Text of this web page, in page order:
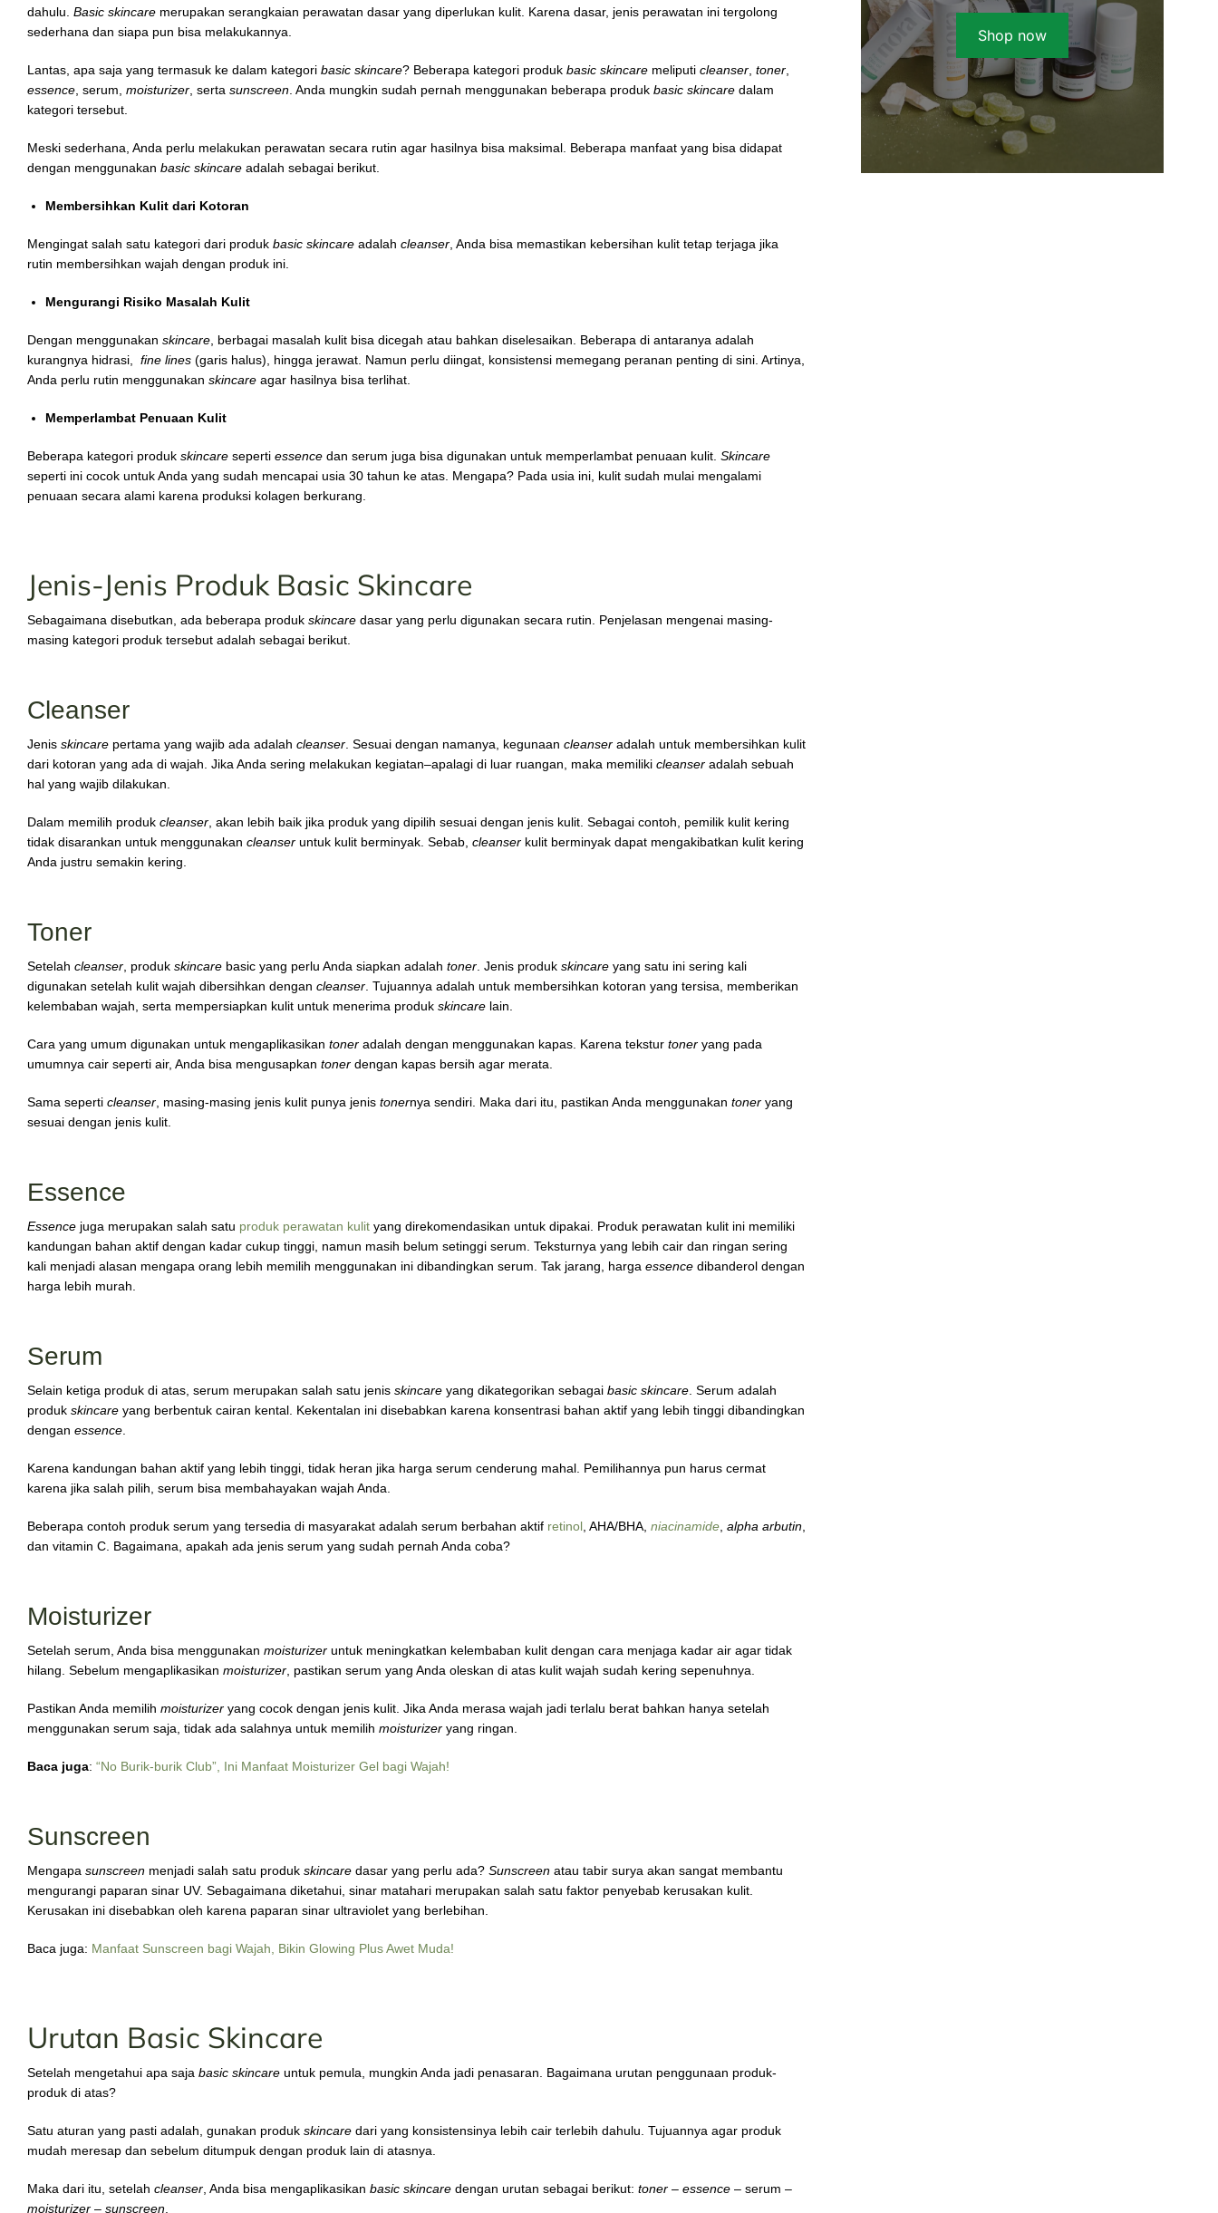
dahulu. Basic skincare merupakan serangkaian perawatan dasar yang diperlukan kulit. Karena dasar, jenis perawatan ini tergolong
sederhana dan siapa pun bisa melakukannya.
Lantas, apa saja yang termasuk ke dalam kategori basic skincare? Beberapa kategori produk basic skincare meliputi cleanser toner
essence , serum, moisturizer , serta sunscreen . Anda mungkin sudah pernah menggunakan beberapa produk basic skincare dalam
kategori tersebut.
Meski sederhana, Anda perlu melakukan perawatan secara rutin agar hasilnya bisa maksimal. Beberapa manfaat yang bisa didapat
dengan menggunakan basic skincare adalah sebagai berikut.
Membersihkan Kulit dari Kotoran
Mengingat salah satu kategori dari produk basic skincare adalah cleanser , Anda bisa memastikan kebersihan kulit tetap terjaga jika
rutin membersihkan wajah dengan produk ini.
Mengurangi Risiko Masalah Kulit
Dengan menggunakan skincare , berbagai masalah kulit bisa dicegah atau bahkan diselesaikan. Beberapa di antaranya adalah
kurangnya hidrasi, fine lines (garis halus), hingga jerawat. Namun perlu diingat, konsistensi memegang peranan penting di sini. Artinya,
Anda perlu rutin menggunakan skincare agar hasilnya bisa terlihat.
Memperlambat Penuaan Kulit
Beberapa kategori produk skincare seperti essence dan serum juga bisa digunakan untuk memperlambat penuaan kulit. Skincare
seperti ini cocok untuk Anda yang sudah mencapai usia 30 tahun ke atas. Mengapa? Pada usia ini, kulit sudah mulai mengalami
penuaan secara alami karena produksi kolagen berkurang.
Jenis-Jenis Produk Basic Skincare
Sebagaimana disebutkan, ada beberapa produk skincare dasar yang perlu digunakan secara rutin. Penjelasan mengenai masing-
masing kategori produk tersebut adalah sebagai berikut.
Cleanser
Jenis skincare pertama yang wajib ada adalah cleanser . Sesuai dengan namanya, kegunaan cleanser adalah untuk membersihkan kulit
dari kotoran yang ada di wajah. Jika Anda sering melakukan kegiatan–apalagi di luar ruangan, maka memiliki cleanser adalah sebuah
hal yang wajib dilakukan.
Dalam memilih produk cleanser , akan lebih baik jika produk yang dipilih sesuai dengan jenis kulit. Sebagai contoh, pemilik kulit kering
tidak disarankan untuk menggunakan cleanser untuk kulit berminyak. Sebab, cleanser kulit berminyak dapat mengakibatkan kulit kering
Anda justru semakin kering.
Toner
Setelah cleanser , produk skincare basic yang perlu Anda siapkan adalah toner . Jenis produk skincare yang satu ini sering kali
digunakan setelah kulit wajah dibersihkan dengan cleanser . Tujuannya adalah untuk membersihkan kotoran yang tersisa, memberikan
kelembaban wajah, serta mempersiapkan kulit untuk menerima produk skincare lain.
Cara yang umum digunakan untuk mengaplikasikan toner adalah dengan menggunakan kapas. Karena tekstur toner yang pada
umumnya cair seperti air, Anda bisa mengusapkan toner dengan kapas bersih agar merata.
Sama seperti cleanser , masing-masing jenis kulit punya jenis tonernya sendiri. Maka dari itu, pastikan Anda menggunakan toner yang
sesuai dengan jenis kulit.
Essence
Essence juga merupakan salah satu produk perawatan kulit yang direkomendasikan untuk dipakai. Produk perawatan kulit ini memiliki
kandungan bahan aktif dengan kadar cukup tinggi, namun masih belum setinggi serum. Teksturnya yang lebih cair dan ringan sering
kali menjadi alasan mengapa orang lebih memilih menggunakan ini dibandingkan serum. Tak jarang, harga essence dibanderol dengan
harga lebih murah.
Serum
Selain ketiga produk di atas, serum merupakan salah satu jenis skincare yang dikategorikan sebagai basic skincare . Serum adalah
produk skincare yang berbentuk cairan kental. Kekentalan ini disebabkan karena konsentrasi bahan aktif yang lebih tinggi dibandingkan
dengan essence
Karena kandungan bahan aktif yang lebih tinggi, tidak heran jika harga serum cenderung mahal. Pemilihannya pun harus cermat
karena jika salah pilih, serum bisa membahayakan wajah Anda.
Beberapa contoh produk serum yang tersedia di masyarakat adalah serum berbahan aktif retinol , AHA/BHA, niacinamide alpha arbutin
dan vitamin C. Bagaimana, apakah ada jenis serum yang sudah pernah Anda coba?
Moisturizer
Setelah serum, Anda bisa menggunakan moisturizer untuk meningkatkan kelembaban kulit dengan cara menjaga kadar air agar tidak
hilang. Sebelum mengaplikasikan moisturizer , pastikan serum yang Anda oleskan di atas kulit wajah sudah kering sepenuhnya.
Pastikan Anda memilih moisturizer yang cocok dengan jenis kulit. Jika Anda merasa wajah jadi terlalu berat bahkan hanya setelah
menggunakan serum saja, tidak ada salahnya untuk memilih moisturizer yang ringan.
Baca juga: “No Burik-burik Club”, Ini Manfaat Moisturizer Gel bagi Wajah!
Sunscreen
Mengapa sunscreen menjadi salah satu produk skincare dasar yang perlu ada? Sunscreen atau tabir surya akan sangat membantu
mengurangi paparan sinar UV. Sebagaimana diketahui, sinar matahari merupakan salah satu faktor penyebab kerusakan kulit.
Kerusakan ini disebabkan oleh karena paparan sinar ultraviolet yang berlebihan.
Baca juga: Manfaat Sunscreen bagi Wajah, Bikin Glowing Plus Awet Muda!
Urutan Basic Skincare
Setelah mengetahui apa saja basic skincare untuk pemula, mungkin Anda jadi penasaran. Bagaimana urutan penggunaan produk-
produk di atas?
Satu aturan yang pasti adalah, gunakan produk skincare dari yang konsistensinya lebih cair terlebih dahulu. Tujuannya agar produk
mudah meresap dan sebelum ditumpuk dengan produk lain di atasnya.
Maka dari itu, setelah cleanser , Anda bisa mengaplikasikan basic skincare dengan urutan sebagai berikut: toner – essence – serum –
moisturizer – sunscreen
Shop now